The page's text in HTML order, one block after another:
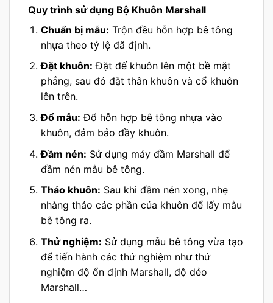
Quy trình sử dụng Bộ Khuôn Marshall
Chuẩn bị mẫu: Trộn đều hỗn hợp bê tông
nhựa theo tỷ lệ đã định.
Đặt khuôn: Đặt đế khuôn lên một bề mặt
phẳng, sau đó đặt thân khuôn và cổ khuôn
lên trên.
Đổ mẫu: Đổ hỗn hợp bê tông nhựa vào
khuôn, đảm bảo đầy khuôn.
Đầm nén: Sử dụng máy đầm Marshall để
đầm nén mẫu bê tông.
Tháo khuôn: Sau khi đầm nén xong, nhẹ
nhàng tháo các phần của khuôn để lấy mẫu
bê tông ra.
Thử nghiệm: Sử dụng mẫu bê tông vừa tạo
để tiến hành các thử nghiệm như thử
nghiệm độ ổn định Marshall, độ dẻo
Marshall…